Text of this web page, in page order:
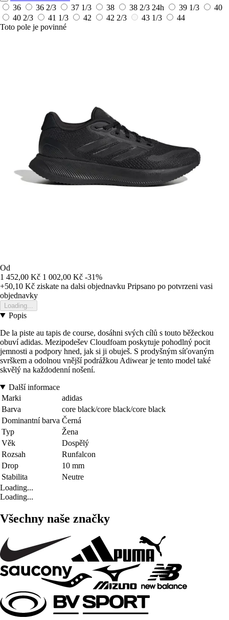
36
36 2/3 37 1/3 38 38 2/3 24h 39 1/3
40
40 2/3
41 1/3 42 42 2/3 43 1/3
44
Toto pole je povinné
Od
1 452,00 Kč 1 002,00 Kč -31%
+50,10 Kč ziskate na dalsi objednavku Pripsano po potvrzeni vasi
objednavky
Loading...
Popis
De la piste au tapis de course, dosáhni svých cílů s touto běžeckou
obuví adidas. Mezipodešev Cloudfoam poskytuje pohodlný pocit
jemnosti a podpory hned, jak si ji obuješ. S prodyšným síťovaným
svrškem a odolnou vnější podrážkou Adiwear je tento model také
skvělý na každodenní nošení.
Další informace
Marki
adidas
Barva
core black/core black/core black
Dominantní barva Černá
Typ
Žena
Věk
Dospělý
Rozsah
Runfalcon
Drop
10 mm
Stabilita
Neutre
Loading...
Loading...
Všechny naše značky